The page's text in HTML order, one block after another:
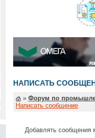
НАПИСАТЬ
» Форум по
Написать сообщение
Добавлять сообщения